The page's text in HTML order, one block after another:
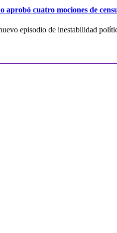
aprobó cuatro mociones de
episodio de inestabilidad